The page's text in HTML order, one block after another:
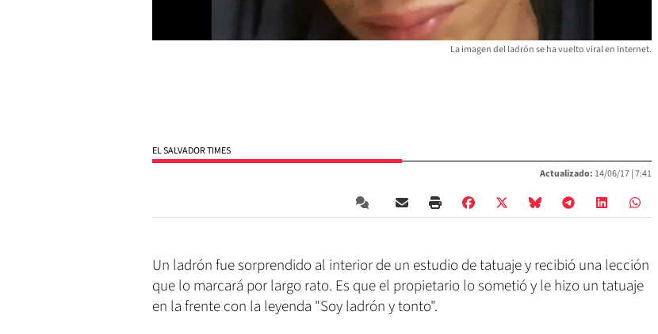
La imagen del ladrón se ha vuelto viral en Internet.
EL SALVADOR TIMES
Actualizado: 14/06/17 |7:41
Un ladrón fue sorprendido al interior de un estudio de tatuaje y recibió una lección
que lo marcará por largo rato. Es que el propietario lo sometió y le hizo un tatuaje
en la frente con la leyenda "Soy ladrón y tonto".